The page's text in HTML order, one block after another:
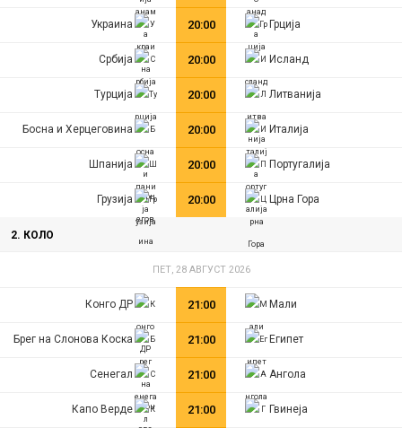
Украина 20:00 Грција
Србија 20:00 Исланд
Турција 20:00 Литванија
Босна и Херцеговина 20:00 Италија
Шпанија 20:00 Португалија
Грузија 20:00 Црна Гора
2. КОЛО
ПЕТ, 28 АВГУСТ 2026
Конго ДР 21:00 Мали
Брег на Слонова Коска 21:00 Египет
Сенегал 21:00 Ангола
Капо Верде 21:00 Гвинеја